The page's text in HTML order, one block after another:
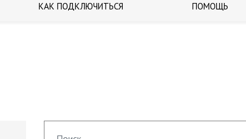
КАК ПОДКЛЮЧИТЬСЯ ПОМОЩЬ